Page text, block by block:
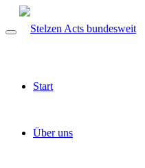
Start
Über uns